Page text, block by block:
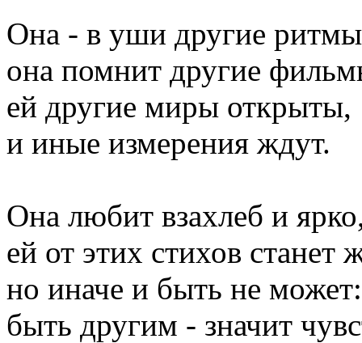
Она - в уши другие
она помнит другие
ей другие миры открыты,
и иные измерения ждут.
Она любит взахлеб и
ей от этих стихов станет
но иначе и быть не может:
быть другим - значит